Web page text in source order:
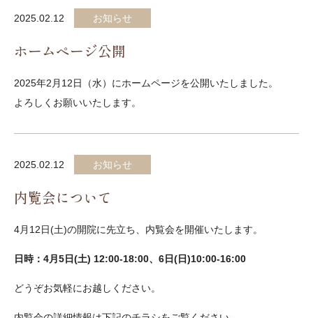
2025.02.12 お知らせ
ホームページ公開
2025年2月12日（水）にホームページを公開いたしました。
よろしくお願いいたします。
2025.02.12 お知らせ
内覧会について
4月12日(土)の開院に先立ち、内覧会を開催いたします。
日時：4月5日(土) 12:00-18:00、6日(日)10:00-16:00
どうぞお気軽にお越しください。